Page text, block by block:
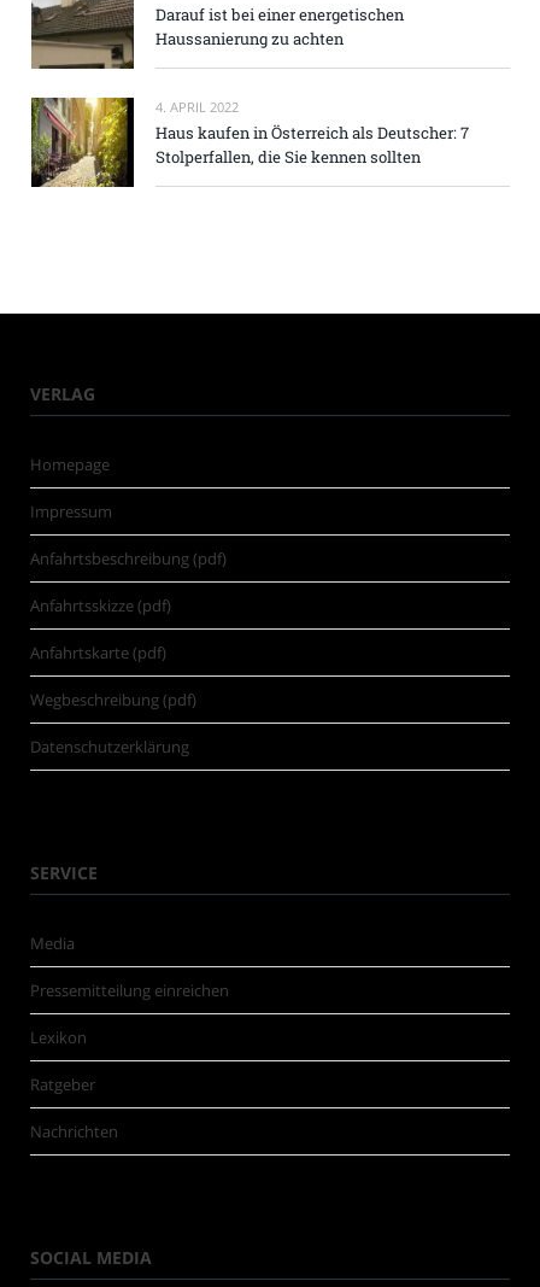
Darauf ist bei einer energetischen
Haussanierung zu achten
4. APRIL 2022
Haus kaufen in Österreich als Deutscher: 7
Stolperfallen, die Sie kennen sollten
VERLAG
Homepage
Impressum
Anfahrtsbeschreibung (pdf)
Anfahrtsskizze (pdf)
Anfahrtskarte (pdf)
Wegbeschreibung (pdf)
Datenschutzerklärung
SERVICE
Media
Pressemitteilung einreichen
Lexikon
Ratgeber
Nachrichten
SOCIAL MEDIA